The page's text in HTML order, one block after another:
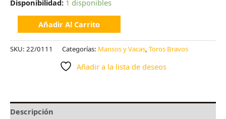
Disponibilidad: 1 disponibles
Añadir Al Carrito
SKU: 22/0111 Categorías: Mansos y Vacas, Toros Bravos
Añadir a la lista de deseos
Descripción